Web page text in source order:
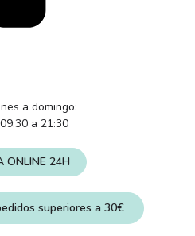
a domingo:
a 21:30
ONLINE 24H
superiores a 30€